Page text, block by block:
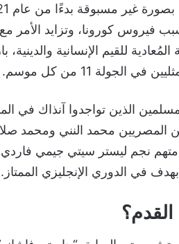
يورو 2020 المؤجلة منذ صيف 2020 بسبب فيروس كورونا،
للقيم الإنسانية والدينية،
11 من كل موسم.
الذين تواجدوا آنذاك في
المصريين محمد النني ومحمد
نجم ليستر سيتي جيمي
في الدوري الإنجليزي الممتاز.